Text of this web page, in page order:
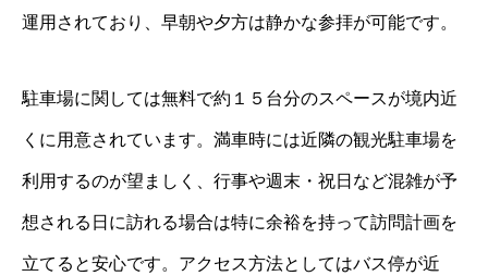
運用されており、早朝や夕方は静かな参拝が可能です。
駐車場に関しては無料で約１５台分のスペースが境内近
くに用意されています。満車時には近隣の観光駐車場を
利用するのが望ましく、行事や週末・祝日など混雑が予
想される日に訪れる場合は特に余裕を持って訪問計画を
立てると安心です。アクセス方法としてはバス停が近